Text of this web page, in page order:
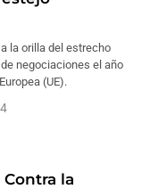
la orilla del estrecho
negociaciones el año
(UE).
Contra la